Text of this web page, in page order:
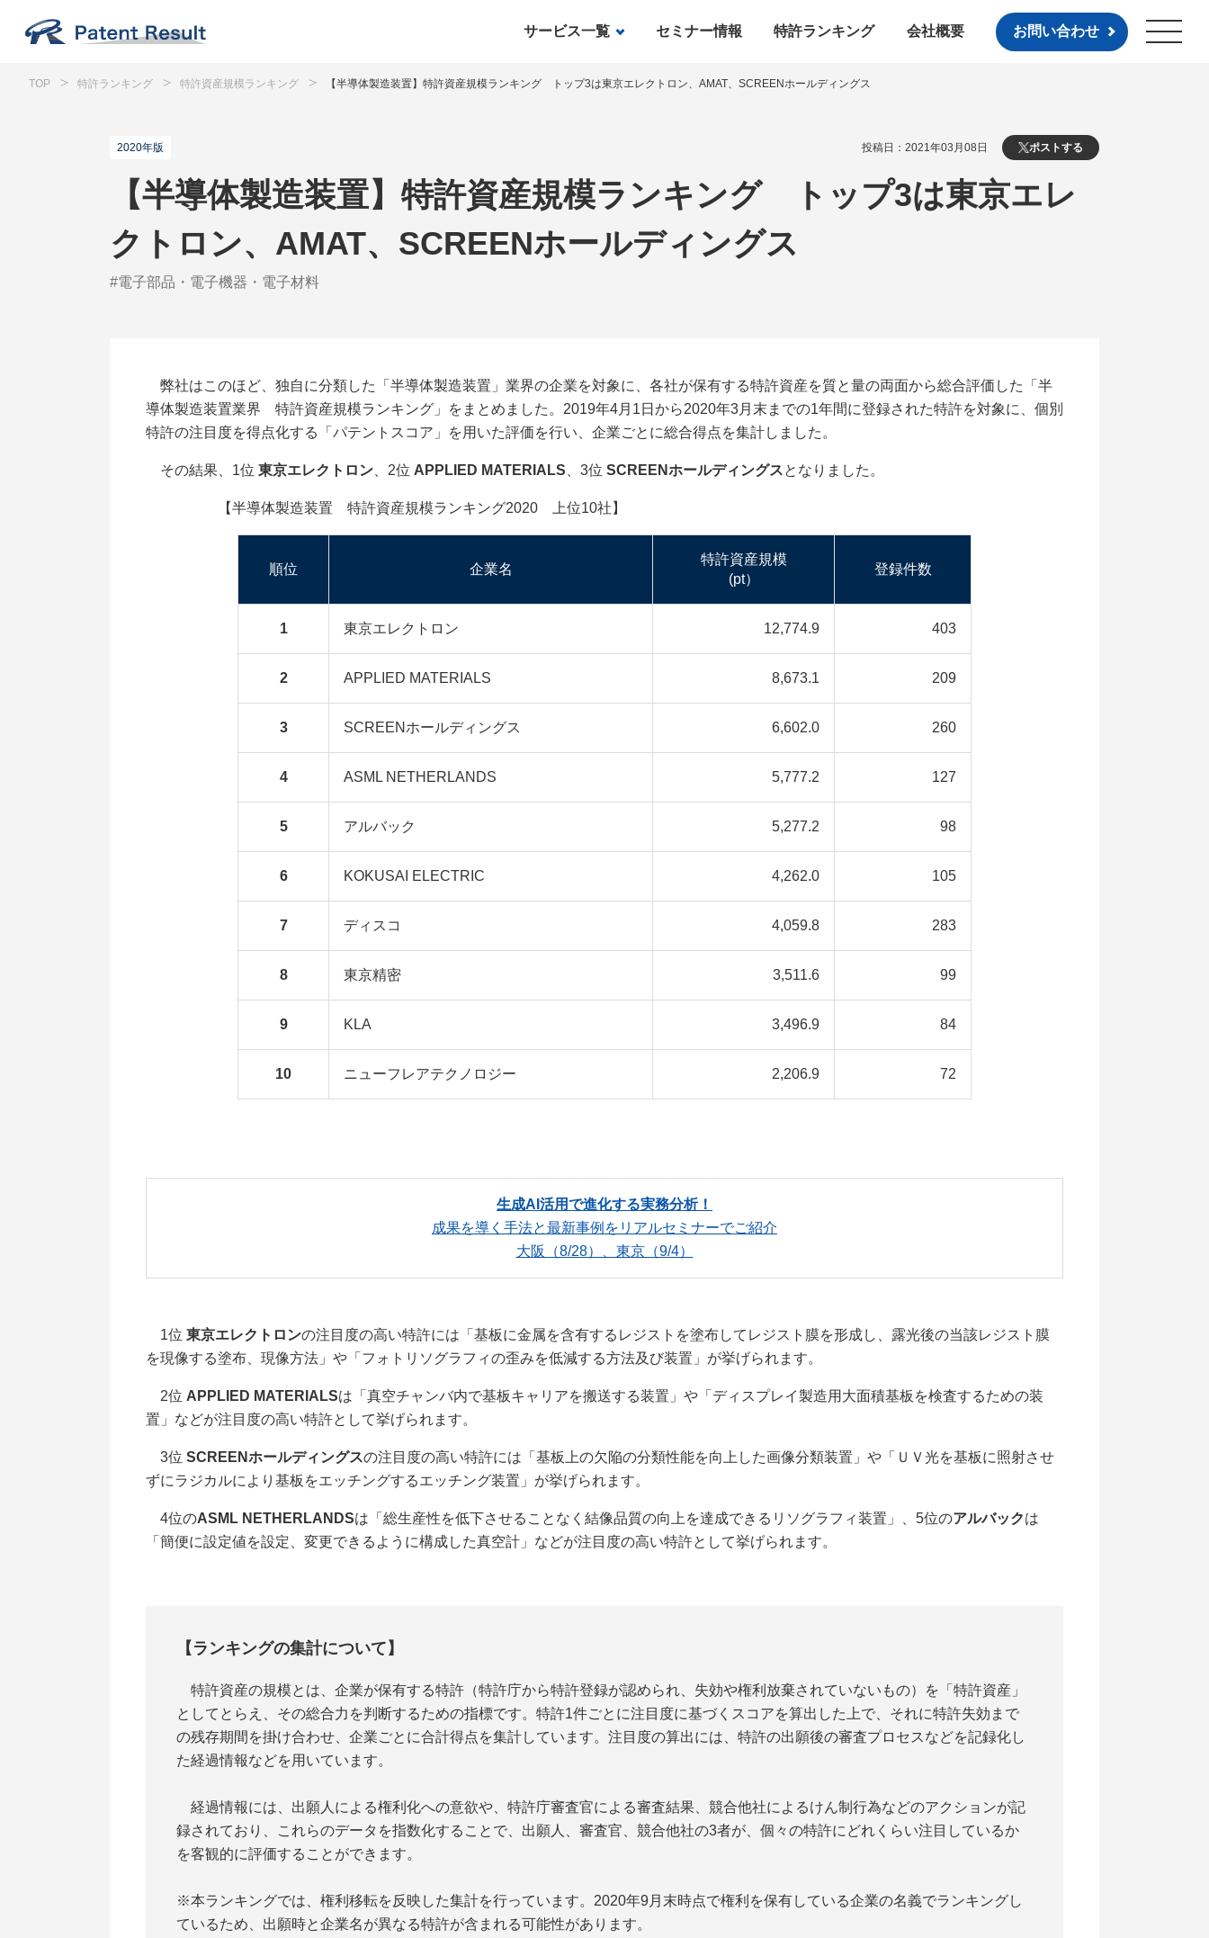
サービス一覧 セミナー情報 特許ランキング 会社概要 お問い合わせ
TOP 特許ランキング 特許資産規模ランキング 【半導体製造装置】特許資産規模ランキング トップ3は東京エレクトロン、AMAT、SCREENホールディングス
2020年版 投稿日：2021年03月08日 ポストする
【半導体製造装置】特許資産規模ランキング トップ3は東京エレ
クトロン、AMAT、SCREENホールディングス
#電子部品・電子機器・電子材料
弊社はこのほど、独自に分類した「半導体製造装置」業界の企業を対象に、各社が保有する特許資産を質と量の両面から総合評価した「半
導体製造装置業界 特許資産規模ランキング」をまとめました。2019年4月1日から2020年3月末までの1年間に登録された特許を対象に、個別
特許の注目度を得点化する「パテントスコア」を用いた評価を行い、企業ごとに総合得点を集計しました。
その結果、1位 東京エレクトロン 、2位 APPLIED MATERIALS 、3位 SCREENホールディングスとなりました。
【半導体製造装置 特許資産規模ランキング2020 上位10社】
順位 企業名
特許資産規模
(pt）
登録件数
1 東京エレクトロン 12,774.9 403
2 APPLIED MATERIALS 8,673.1 209
3 SCREENホールディングス 6,602.0 260
4 ASML NETHERLANDS 5,777.2 127
5 アルバック 5,277.2 98
6 KOKUSAI ELECTRIC 4,262.0 105
7 ディスコ 4,059.8 283
8 東京精密 3,511.6 99
9 KLA 3,496.9 84
10 ニューフレアテクノロジー 2,206.9 72
生成AI活用で進化する実務分析！
成果を導く手法と最新事例をリアルセミナーでご紹介
大阪（8/28）、東京（9/4）
1位 東京エレクトロンの注目度の高い特許には「基板に金属を含有するレジストを塗布してレジスト膜を形成し、露光後の当該レジスト膜
を現像する塗布、現像方法」や「フォトリソグラフィの歪みを低減する方法及び装置」が挙げられます。
2位 APPLIED MATERIALSは「真空チャンバ内で基板キャリアを搬送する装置」や「ディスプレイ製造用大面積基板を検査するための装
置」などが注目度の高い特許として挙げられます。
3位 SCREENホールディングスの注目度の高い特許には「基板上の欠陥の分類性能を向上した画像分類装置」や「ＵＶ光を基板に照射させ
ずにラジカルにより基板をエッチングするエッチング装置」が挙げられます。
4位のASML NETHERLANDSは「総生産性を低下させることなく結像品質の向上を達成できるリソグラフィ装置」、5位のアルバックは
「簡便に設定値を設定、変更できるように構成した真空計」などが注目度の高い特許として挙げられます。
【ランキングの集計について】
特許資産の規模とは、企業が保有する特許（特許庁から特許登録が認められ、失効や権利放棄されていないもの）を「特許資産」
としてとらえ、その総合力を判断するための指標です。特許1件ごとに注目度に基づくスコアを算出した上で、それに特許失効まで
の残存期間を掛け合わせ、企業ごとに合計得点を集計しています。注目度の算出には、特許の出願後の審査プロセスなどを記録化し
た経過情報などを用いています。
経過情報には、出願人による権利化への意欲や、特許庁審査官による審査結果、競合他社によるけん制行為などのアクションが記
録されており、これらのデータを指数化することで、出願人、審査官、競合他社の3者が、個々の特許にどれくらい注目しているか
を客観的に評価することができます。
※本ランキングでは、権利移転を反映した集計を行っています。2020年9月末時点で権利を保有している企業の名義でランキングし
ているため、出願時と企業名が異なる特許が含まれる可能性があります。